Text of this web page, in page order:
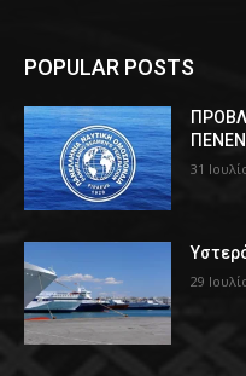
POPULAR POSTS
31
29